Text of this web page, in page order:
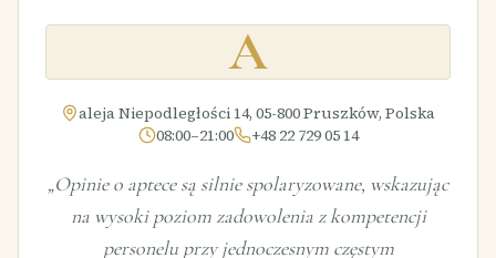
A
aleja Niepodległości 14, 05-800 Pruszków, Polska
08:00–21:00
+48 22 729 05 14
„Opinie o aptece są silnie spolaryzowane, wskazując
na wysoki poziom zadowolenia z kompetencji
personelu przy jednoczesnym częstym